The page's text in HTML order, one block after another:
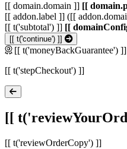
[[ domain.domain ]] [[
[[ addon.label ]] ([[
[[ t('subtotal') ]] [[
[[ t('continue') ]]
[[ t('moneyBackGuarantee') ]]
[[ t('stepCheckout') ]]
[[
[[ t('reviewOrderCopy') ]]